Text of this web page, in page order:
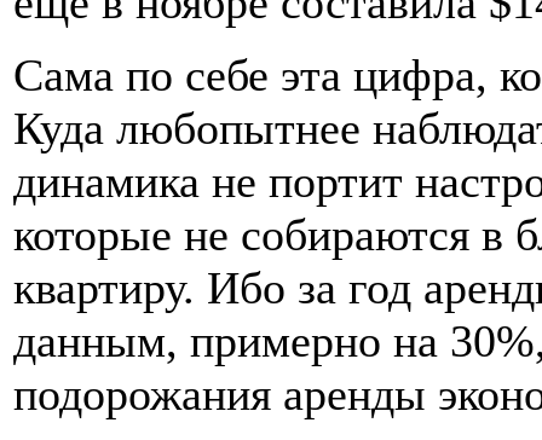
Сама по себе эта цифра,
Куда любопытнее
динамика не портит
которые не собираются в
квартиру. Ибо за год
данным, примерно на
подорожания аренды